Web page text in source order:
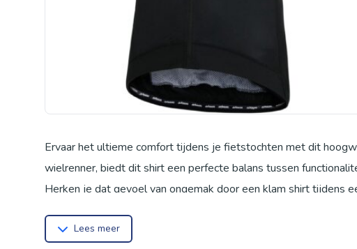
Ervaar het ultieme comfort tijdens je fietstochten met dit
wielrenner, biedt dit shirt een perfecte balans tussen
Herken je dat gevoel van ongemak door een klam shirt tijdens
comfortabel te houden, ongeacht de inspanning of de
Lees meer